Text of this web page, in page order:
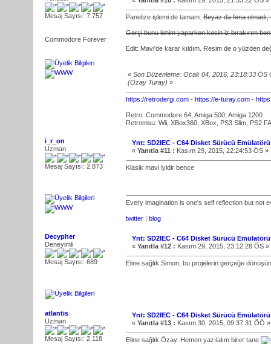
Mesaj Sayısı: 7.757
Commodore Forever
Panelize işlemi de tamam. Beyaz da fena
Gerçi bunu lehim yaparken kesin iz bırakırım
Edit: Mavi'de karar kıldım. Resim de o yüzden
« Son Düzenleme: Ocak 04, 2016, 23:18:33 ÖS
(Özay Turay) »
https://retrodergi.com - https://e-turay.com -
Retro: Commodore 64, Amiga 500, Amiga 1200
Retromsu: Wii, XBox360, XBox, PS3 Slim, PS2
i_r_on
Uzman
Mesaj Sayısı: 2.873
Ynt: SD2IEC - C64 Disket Sürücü Emülatörü
« Yanıtla #11 : Kasım 29, 2015, 22:24:53 ÖS »
Klasik mavi iyidir bence
Every imagination is one's self reflection but not
twitter | blog
Decypher
Deneyimli
Mesaj Sayısı: 689
Ynt: SD2IEC - C64 Disket Sürücü Emülatörü
« Yanıtla #12 : Kasım 29, 2015, 23:12:28 ÖS »
Eline sağlık Simon, bu projelerin gerçeğe
atlantis
Uzman
Mesaj Sayısı: 2.118
Ynt: SD2IEC - C64 Disket Sürücü Emülatörü
« Yanıtla #13 : Kasım 30, 2015, 09:37:31 ÖÖ »
Eline sağlık Özay. Hemen yazılalım birer tane